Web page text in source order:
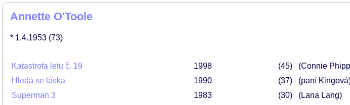
Annette O'Toole
* 1.4.1953 (73)
Katastrofa letu č. 19 1998 45
(Connie
Hledá se láska
1990 37
(paní
Superman 3
1983 30
(Lana Lang)